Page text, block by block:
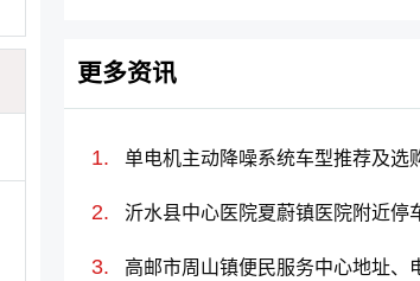
更多资讯
单电机主动降噪系统车型推荐及选